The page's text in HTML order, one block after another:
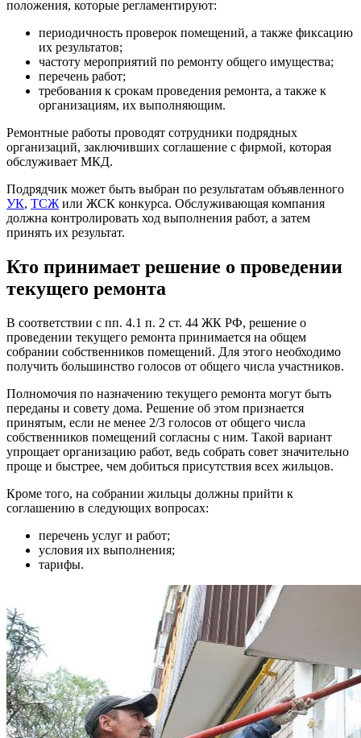
положения, которые регламентируют:
периодичность проверок помещений, а также фиксацию
их результатов;
частоту мероприятий по ремонту общего имущества;
перечень работ;
требования к срокам проведения ремонта, а также к
организациям, их выполняющим.
Ремонтные работы проводят сотрудники подрядных
организаций, заключивших соглашение с фирмой, которая
обслуживает МКД.
Подрядчик может быть выбран по результатам объявленного
УК, ТСЖ или ЖСК конкурса. Обслуживающая компания
должна контролировать ход выполнения работ, а затем
принять их результат.
Кто принимает решение о проведении
текущего ремонта
В соответствии с пп. 4.1 п. 2 ст. 44 ЖК РФ, решение о
проведении текущего ремонта принимается на общем
собрании собственников помещений. Для этого необходимо
получить большинство голосов от общего числа участников.
Полномочия по назначению текущего ремонта могут быть
переданы и совету дома. Решение об этом признается
принятым, если не менее 2/3 голосов от общего числа
собственников помещений согласны с ним. Такой вариант
упрощает организацию работ, ведь собрать совет значительно
проще и быстрее, чем добиться присутствия всех жильцов.
Кроме того, на собрании жильцы должны прийти к
соглашению в следующих вопросах:
перечень услуг и работ;
условия их выполнения;
тарифы.